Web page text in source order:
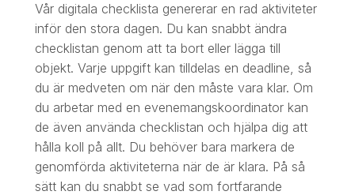
Vår digitala checklista genererar en rad aktiviteter
inför den stora dagen. Du kan snabbt ändra
checklistan genom att ta bort eller lägga till
objekt. Varje uppgift kan tilldelas en deadline, så
du är medveten om när den måste vara klar. Om
du arbetar med en evenemangskoordinator kan
de även använda checklistan och hjälpa dig att
hålla koll på allt. Du behöver bara markera de
genomförda aktiviteterna när de är klara. På så
sätt kan du snabbt se vad som fortfarande